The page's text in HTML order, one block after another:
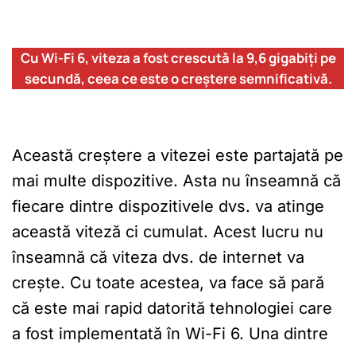
Cu Wi-Fi 6, viteza a fost crescută la 9,6 gigabiți pe
secundă, ceea ce este o creștere semnificativă.
Această creștere a vitezei este partajată pe
mai multe dispozitive. Asta nu înseamnă că
fiecare dintre dispozitivele dvs. va atinge
această viteză ci cumulat. Acest lucru nu
înseamnă că viteza dvs. de internet va
crește. Cu toate acestea, va face să pară
că este mai rapid datorită tehnologiei care
a fost implementată în Wi-Fi 6. Una dintre